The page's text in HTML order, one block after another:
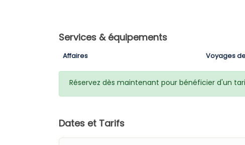
Services & équipements
Affaires Voyages
Réservez dès maintenant pour bénéficier d'un
Dates et Tarifs